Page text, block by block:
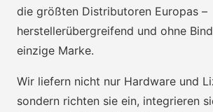
die größten Distributoren Europas –
herstellerübergreifend und ohne
einzige Marke.
Wir liefern nicht nur Hardware und
sondern richten sie ein, integrieren